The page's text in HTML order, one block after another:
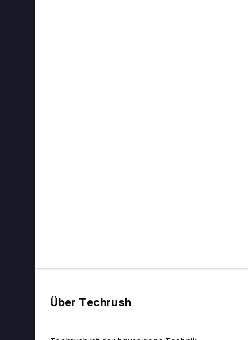
Über Techrush